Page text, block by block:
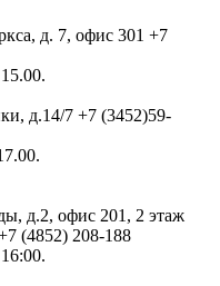
д. 7, офис 301 +7
д.14/7 +7 (3452)59-
д.2, офис 201, 2 этаж
(4852) 208-188